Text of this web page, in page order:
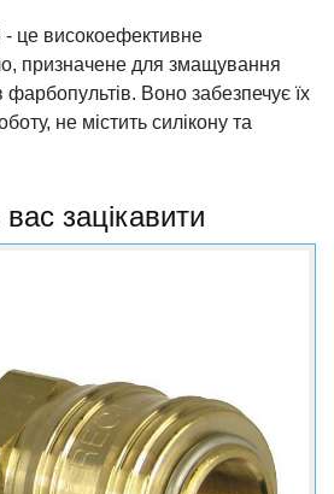
це високоефективне
призначене для змащування
фарбопультів. Воно забезпечує їх
не містить силікону та
та продовження їх
зацікавити